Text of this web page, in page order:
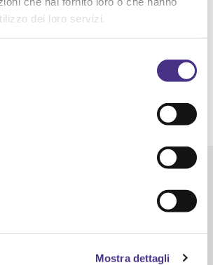
dei loro servizi.
Mostra dettagli
: La tradizione della pasta
si unisce con l’eccellenza del
di Norcia IGP, rinomato per